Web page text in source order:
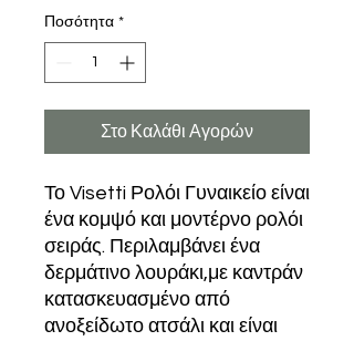
Ποσότητα *
Στο Καλάθι Αγορών
Το Visetti Ρολόι Γυναικείο είναι
ένα κομψό και μοντέρνο ρολόι
σειράς. Περιλαμβάνει ένα
δερμάτινο λουράκι,με καντράν
κατασκευασμένο από
ανοξείδωτο ατσάλι και είναι